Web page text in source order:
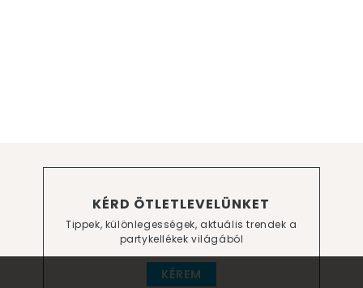
KÉRD ÖTLETLEVELÜNKET
Tippek, különlegességek, aktuális trendek a
partykellékek világából
KÉREM